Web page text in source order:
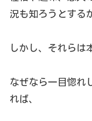
況も知ろうとする
しかし、それらは
なぜなら一目惚れ
れば、